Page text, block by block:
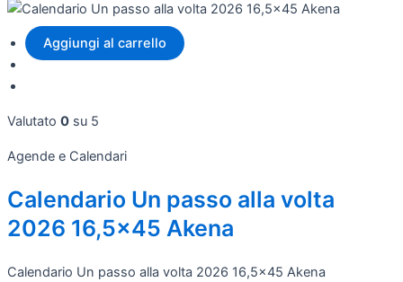
Aggiungi al carrello
Valutato 0 su 5
Agende e Calendari
Calendario Un passo alla volta
2026 16,5x45 Akena
Calendario Un passo alla volta 2026 16,5x45 Akena